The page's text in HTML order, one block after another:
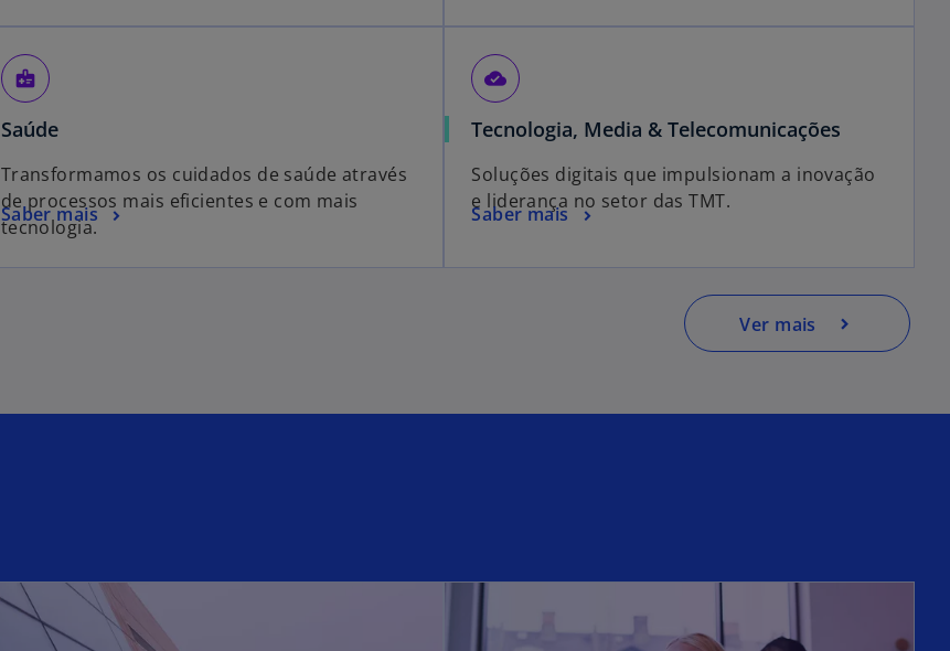
medical_information
Saúde
Transformamos os cuidados de saúde através
de processos mais eficientes e com mais
tecnologia.
Saber mais
cloud_done
Tecnologia, Media & Telecomunicações
Soluções digitais que impulsionam a inovação
e liderança no setor das TMT.
Saber mais
Ver mais